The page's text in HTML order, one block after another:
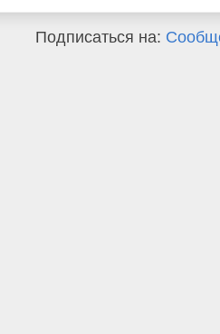
Подписаться на: